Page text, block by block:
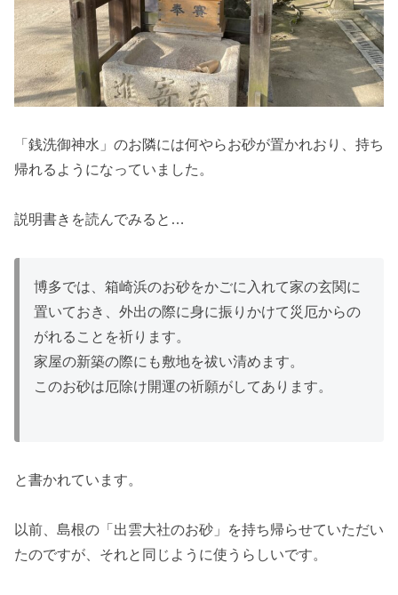
「銭洗御神水」のお隣には何やらお砂が置かれおり、持ち
帰れるようになっていました。
説明書きを読んでみると…
博多では、箱崎浜のお砂をかごに入れて家の玄関に
置いておき、外出の際に身に振りかけて災厄からの
がれることを祈ります。
家屋の新築の際にも敷地を祓い清めます。
このお砂は厄除け開運の祈願がしてあります。
と書かれています。
以前、島根の「出雲大社のお砂」を持ち帰らせていただい
たのですが、それと同じように使うらしいです。